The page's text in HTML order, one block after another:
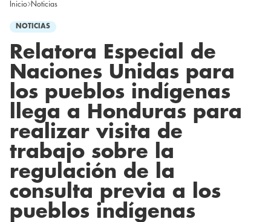
Inicio Noticias
NOTICIAS
Relatora Especial de
Naciones Unidas para
los pueblos indígenas
llega a Honduras para
realizar visita de
trabajo sobre la
regulación de la
consulta previa a los
pueblos indígenas